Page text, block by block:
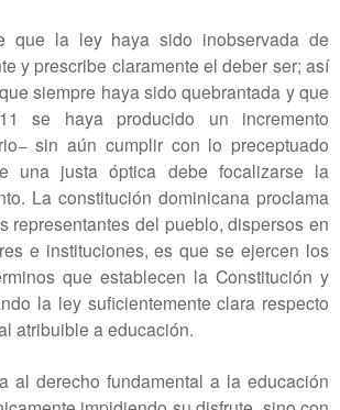
que la ley haya sido inobservada de
y prescribe claramente el deber ser; así
siempre haya sido quebrantada y que
se haya producido un incremento
sin aún cumplir con lo preceptuado
una justa óptica debe focalizarse la
La constitución dominicana proclama
representantes del pueblo, dispersos en
e instituciones, es que se ejercen los
que establecen la Constitución y
la ley suficientemente clara respecto
atribuible a educación.
al derecho fundamental a la educación